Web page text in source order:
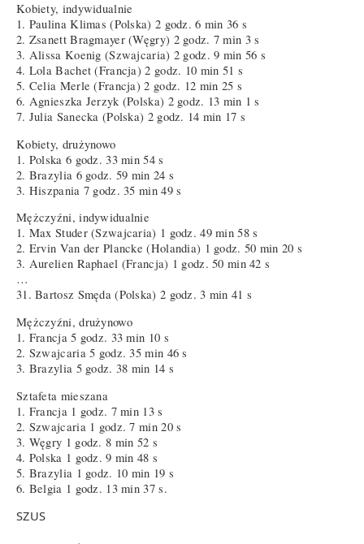
Kobiety, indywidualnie
1. Paulina Klimas (Polska) 2 godz. 6 min 36 s
2. Zsanett Bragmayer (Węgry) 2 godz. 7 min 3 s
3. Alissa Koenig (Szwajcaria) 2 godz. 9 min 56 s
4. Lola Bachet (Francja) 2 godz. 10 min 51 s
5. Celia Merle (Francja) 2 godz. 12 min 25 s
6. Agnieszka Jerzyk (Polska) 2 godz. 13 min 1 s
7. Julia Sanecka (Polska) 2 godz. 14 min 17 s
Kobiety, drużynowo
1. Polska 6 godz. 33 min 54 s
2. Brazylia 6 godz. 59 min 24 s
3. Hiszpania 7 godz. 35 min 49 s
Mężczyźni, indywidualnie
1. Max Studer (Szwajcaria) 1 godz. 49 min 58 s
2. Ervin Van der Plancke (Holandia) 1 godz. 50 min 20 s
3. Aurelien Raphael (Francja) 1 godz. 50 min 42 s
…
31. Bartosz Smęda (Polska) 2 godz. 3 min 41 s
Mężczyźni, drużynowo
1. Francja 5 godz. 33 min 10 s
2. Szwajcaria 5 godz. 35 min 46 s
3. Brazylia 5 godz. 38 min 14 s
Sztafeta mieszana
1. Francja 1 godz. 7 min 13 s
2. Szwajcaria 1 godz. 7 min 20 s
3. Węgry 1 godz. 8 min 52 s
4. Polska 1 godz. 9 min 48 s
5. Brazylia 1 godz. 10 min 19 s
6. Belgia 1 godz. 13 min 37 s.
SZUS